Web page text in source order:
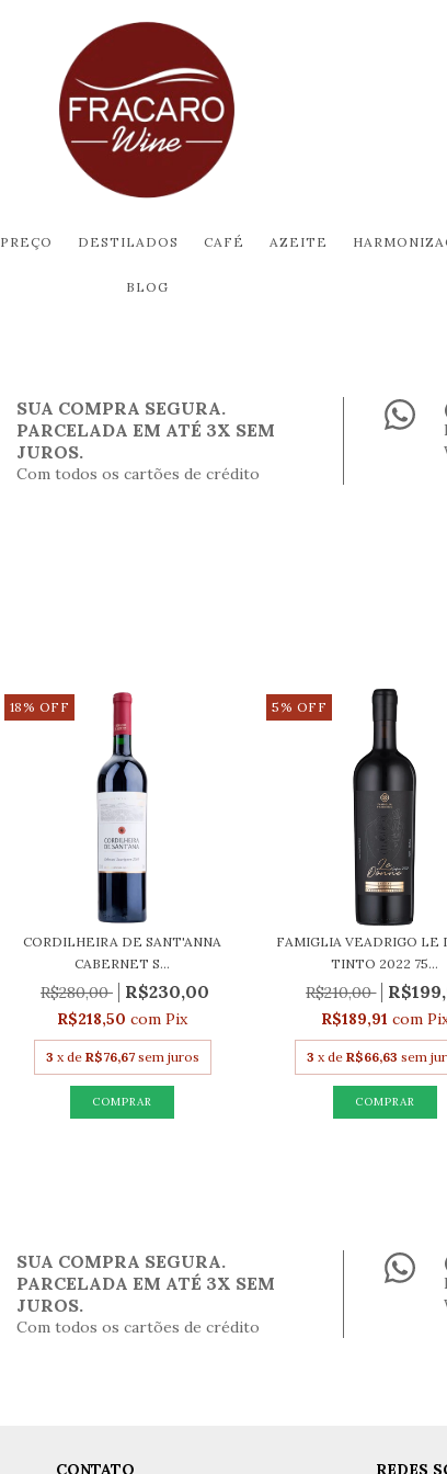
PREÇO DESTILADOS CAFÉ AZEITE
BLOG
SUA COMPRA SEGURA.
PARCELADA EM ATÉ 3X SEM
JUROS.
Com todos os cartões de crédito
18 % OFF
CORDILHEIRA DE SANT'ANNA
CABERNET S...
R$280,00 R$230,00
R$218,50com Pix
3 x de R$76,67 sem juros
5 % OFF
FAMIGLIA VEADRIGO LE
TINTO 2022 75...
R$210,00
R$189,91 com
3 x deR$66,63 sem
SUA COMPRA SEGURA.
PARCELADA EM ATÉ 3X SEM
JUROS.
Com todos os cartões de crédito
CONTATO REDES